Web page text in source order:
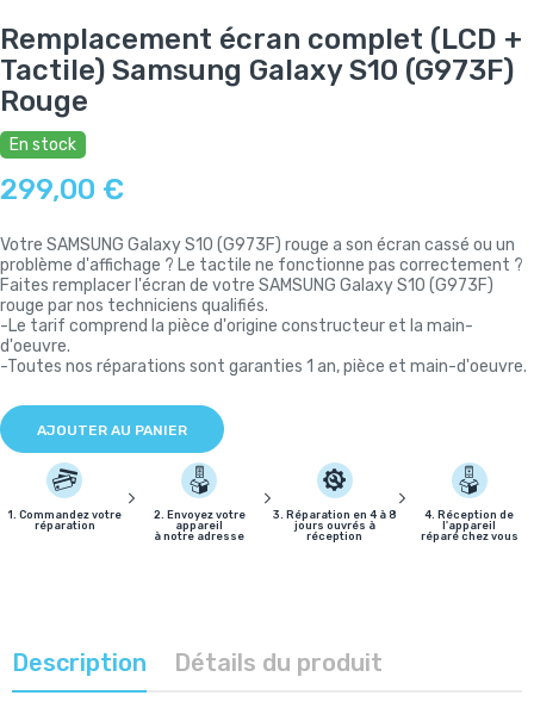
Remplacement écran complet (LCD +
Tactile) Samsung Galaxy S10 (G973F)
Rouge
En stock
299,00 €
Votre SAMSUNG Galaxy S10 (G973F) rouge a son écran cassé ou un
problème d'affichage ? Le tactile ne fonctionne pas correctement ?
Faites remplacer l'écran de votre SAMSUNG Galaxy S10 (G973F)
rouge par nos techniciens qualifiés.
-Le tarif comprend la pièce d'origine constructeur et la main-
d'oeuvre.
-Toutes nos réparations sont garanties 1 an, pièce et main-d'oeuvre.
AJOUTER AU PANIER
1. Commandez votre
réparation
2. Envoyez votre
appareil
à notre adresse
3. Réparation en 4 à 8
jours ouvrés à
réception
4. Réception de
l'appareil
réparé chez vous
Description Détails du produit